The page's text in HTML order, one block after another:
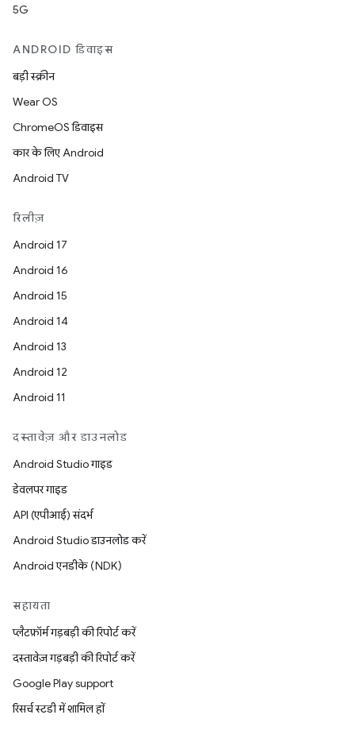
5G
ANDROID डिवाइस
बड़ी स्क्रीन
Wear OS
ChromeOS डिवाइस
कार के लिए Android
Android TV
रिलीज़
Android 17
Android 16
Android 15
Android 14
Android 13
Android 12
Android 11
दस्तावेज़ और डाउनलोड
Android Studio गाइड
डेवलपर गाइड
API (एपीआई) संदर्भ
Android Studio डाउनलोड करें
Android एनडीके (NDK)
सहायता
प्लैटफ़ॉर्म गड़बड़ी की रिपोर्ट करें
दस्तावेज़ गड़बड़ी की रिपोर्ट करें
Google Play support
रिसर्च स्टडी में शामिल हों